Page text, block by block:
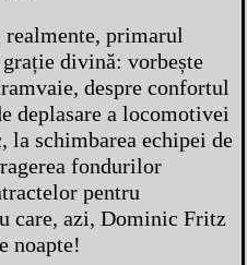
primarul
divină: vorbește
despre confortul
deplasare a locomotivei
la schimbarea echipei de
fondurilor
pentru
care, azi, Dominic Fritz
noapte!